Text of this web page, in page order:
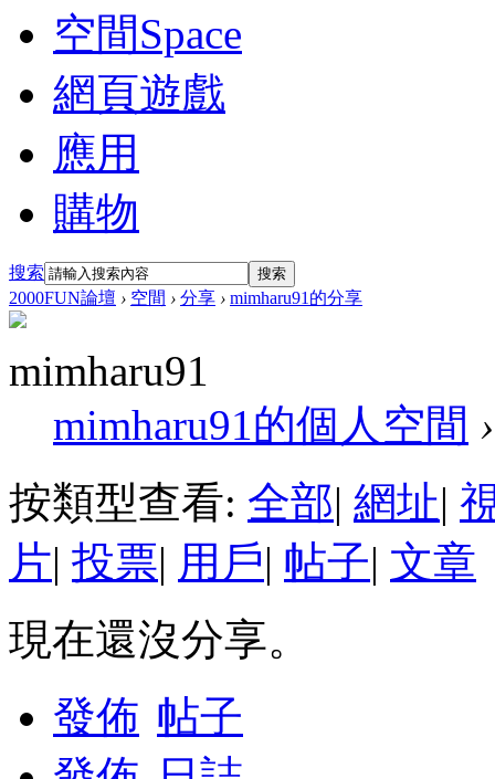
空間Space
網頁遊戲
應用
購物
搜索 搜索
2000FUN論壇 › 空間 › 分享 › mimharu91的分享
mimharu91
mimharu91的個人空間 ›
按類型查看: 全部| 網址|
片| 投票| 用戶| 帖子| 文章
現在還沒分享。
發佈 帖子